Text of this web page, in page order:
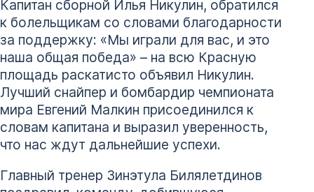
Капитан сборной Илья Никулин, обратился
к болельщикам со словами благодарности
за поддержку: «Мы играли для вас, и это
наша общая победа» – на всю Красную
площадь раскатисто объявил Никулин.
Лучший снайпер и бомбардир чемпионата
мира Евгений Малкин присоединился к
словам капитана и выразил уверенность,
что нас ждут дальнейшие успехи.
Главный тренер Зинэтула Билялетдинов